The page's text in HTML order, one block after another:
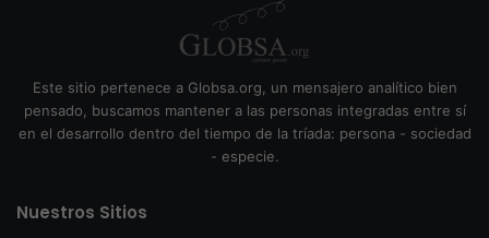
Este sitio pertenece a Globsa.org, un mensajero analítico bien
pensado, buscamos mantener a las personas integradas entre sí
en el desarrollo dentro del tiempo de la tríada: persona - sociedad
- especie.
Nuestros Sitios